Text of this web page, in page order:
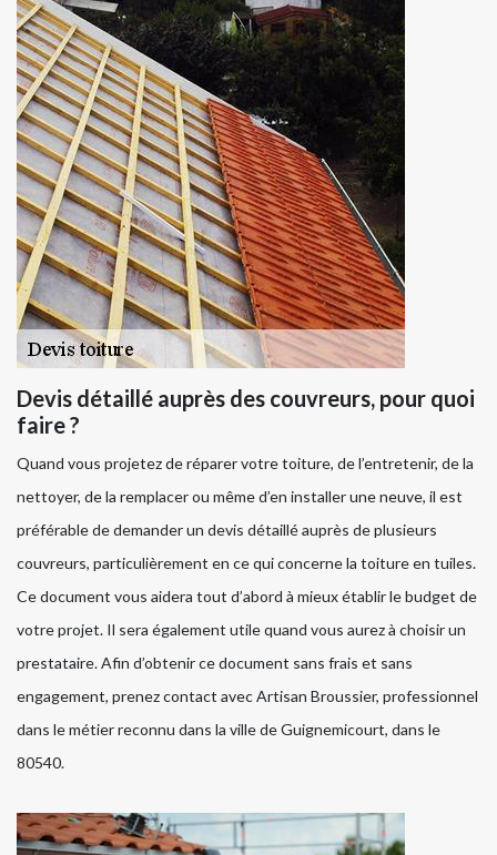
Devis détaillé auprès des couvreurs, pour quoi
faire ?
Quand vous projetez de réparer votre toiture, de l’entretenir, de la
nettoyer, de la remplacer ou même d’en installer une neuve, il est
préférable de demander un devis détaillé auprès de plusieurs
couvreurs, particulièrement en ce qui concerne la toiture en tuiles.
Ce document vous aidera tout d’abord à mieux établir le budget de
votre projet. Il sera également utile quand vous aurez à choisir un
prestataire. Afin d’obtenir ce document sans frais et sans
engagement, prenez contact avec Artisan Broussier, professionnel
dans le métier reconnu dans la ville de Guignemicourt, dans le
80540.